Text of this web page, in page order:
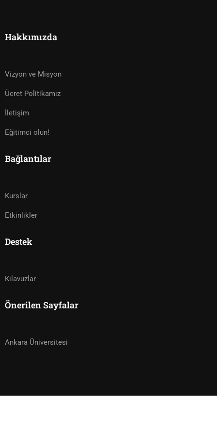
Hakkımızda
Vizyon ve Misyon
Ücret Politikamız
İletişim
Eğitimci olun!
Bağlantılar
Kurslar
Etkinlikler
Destek
Kılavuzlar
Önerilen Sayfalar
Ankara Üniversitesi